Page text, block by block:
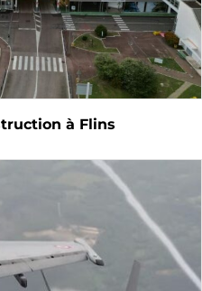
à Flins